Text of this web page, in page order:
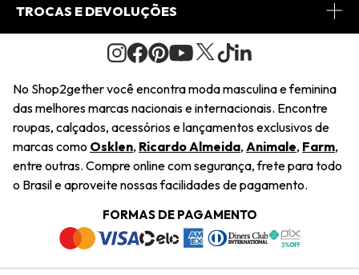
Journal
Saiu na Mídia
Sustentabilidade
Navegando
Termos e Condições
Trabalhe Conosco
Regulamento e Promoções
Minha Conta
Pedido de Presente
Wishlist
TROCAS E DEVOLUÇÕES
Condições Gerais
Troca Fácil
Restituição de Pagamento
Dúvidas Frequentes
Termos e Condições
Política de Privacidade
No Shop2gether você encontra moda masculina e feminina
das melhores marcas nacionais e internacionais. Encontre
roupas, calçados, acessórios e lançamentos exclusivos de
marcas como Osklen, Ricardo Almeida, Animale, Farm,
entre outras. Compre online com segurança, frete para todo
o Brasil e aproveite nossas facilidades de pagamento.
FORMAS DE PAGAMENTO